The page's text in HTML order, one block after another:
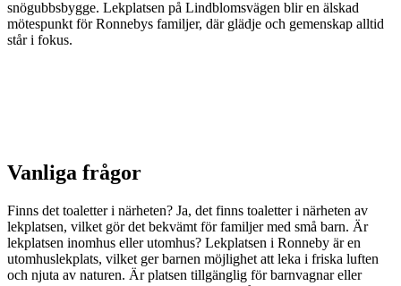
snögubbsbygge. Lekplatsen på Lindblomsvägen blir en älskad
mötespunkt för Ronnebys familjer, där glädje och gemenskap alltid
står i fokus.
Vanliga frågor
Finns det toaletter i närheten? Ja, det finns toaletter i närheten av
lekplatsen, vilket gör det bekvämt för familjer med små barn. Är
lekplatsen inomhus eller utomhus? Lekplatsen i Ronneby är en
utomhuslekplats, vilket ger barnen möjlighet att leka i friska luften
och njuta av naturen. Är platsen tillgänglig för barnvagnar eller